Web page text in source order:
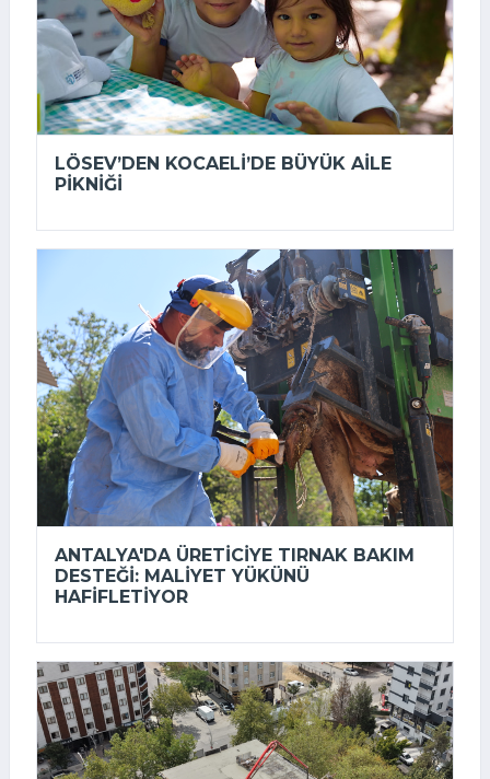
LÖSEV’DEN KOCAELI’DE BÜYÜK AILE
PIKNIĞI
ANTALYA'DA ÜRETICIYE TIRNAK BAKIM
DESTEĞI: MALIYET YÜKÜNÜ
HAFIFLETIYOR